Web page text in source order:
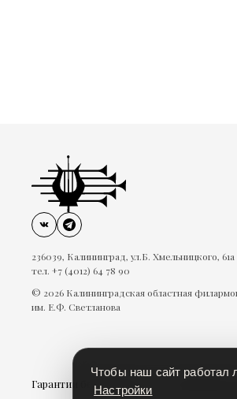
236039, Калининград, ул.Б. Хмельницкого, 61а
тел. +7 (4012) 64 78 90
© 2026 Калининградская областная
им. Е.Ф. Светланова
Гарантии безопасности
Чтобы наш сайт
Настройки